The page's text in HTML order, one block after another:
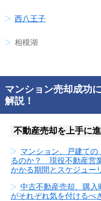
西八王子
相模湖
マンション売却成功
解説！
不動産売却を上手に
マンション、戸建て
るのか？ 現役不動産営
かかる期間とスケジュー
中古不動産売却、購
がそれぞれ気を付けるべ